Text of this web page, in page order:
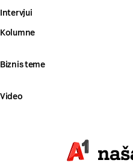
Intervjui
Kolumne
Biznis teme
Video